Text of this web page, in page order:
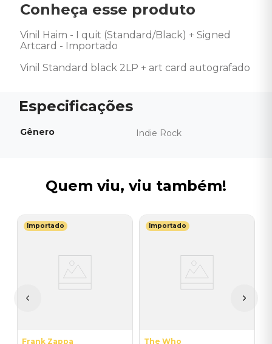
Conheça esse produto
Vinil Haim - I quit (Standard/Black) + Signed
Artcard - Importado
Vinil Standard black 2LP + art card autografado
Gênero Indie Rock
Quem viu, viu também!
Importado
Frank Zappa
Importado
The Who